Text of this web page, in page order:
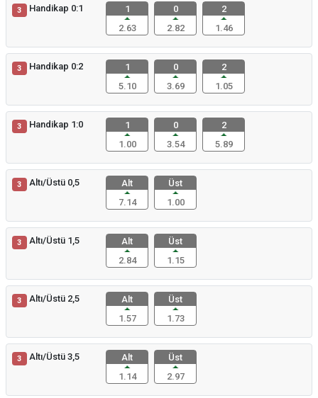
3 Handikap 0:1
1
2.63
0
2.82
2
1.46
3 Handikap 0:2
1
5.10
0
3.69
2
1.05
3 Handikap 1:0
1
1.00
0
3.54
2
5.89
3 Altı/Üstü 0,5
Alt
7.14
Üst
1.00
3 Altı/Üstü 1,5
Alt
2.84
Üst
1.15
3 Altı/Üstü 2,5
Alt
1.57
Üst
1.73
3 Altı/Üstü 3,5
Alt
1.14
Üst
2.97